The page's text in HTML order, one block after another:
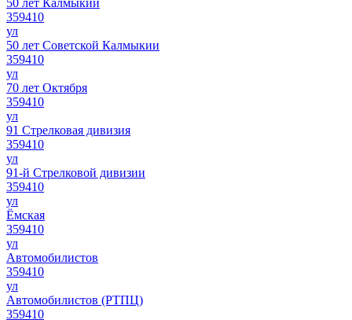
359410
ул
50 лет Советской Калмыкии
359410
ул
70 лет Октября
359410
ул
91 Стрелковая дивизия
359410
ул
91-й Стрелковой дивизии
359410
ул
Ёмская
359410
ул
Автомобилистов
359410
ул
Автомобилистов (РТПЦ)
359410